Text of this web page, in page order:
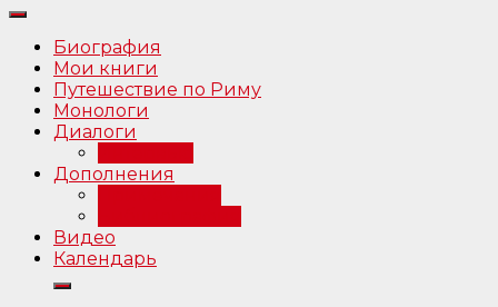
Биография
Мои книги
Путешествие по Риму
Монологи
Диалоги
Дополнения
Видео
Календарь